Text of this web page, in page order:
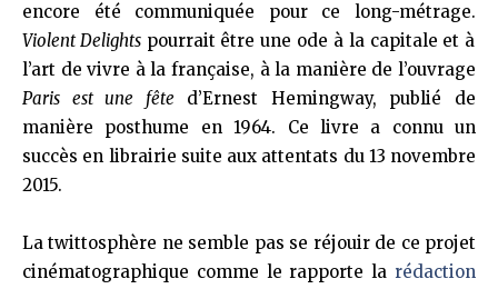
encore été communiquée pour ce long-métrage.
Violent Delightspourrait être une ode à la capitale et à
l’art de vivre à la française, à la manière de l’ouvrage
Paris est une fête d’Ernest Hemingway, publié de
manière posthume en 1964. Ce livre a connu un
succès en librairie suite aux attentats du 13 novembre
2015.
La twittosphère ne semble pas se réjouir de ce projet
cinématographique comme le rapporte la rédaction